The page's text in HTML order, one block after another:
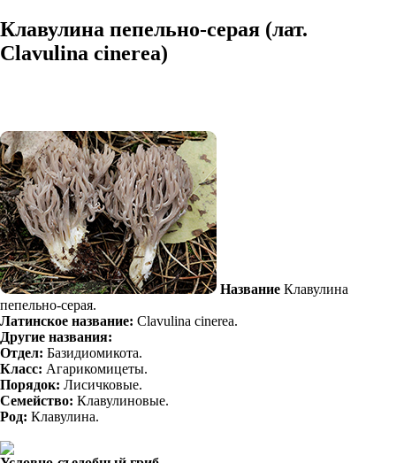
Клавулина пепельно-серая (лат.
Clavulina cinerea)
Название Клавулина
пепельно-серая.
Латинское название: Clavulina cinerea.
Другие названия:
Отдел: Базидиомикота.
Класс: Агарикомицеты.
Порядок: Лисичковые.
Семейство: Клавулиновые.
Род: Клавулина.